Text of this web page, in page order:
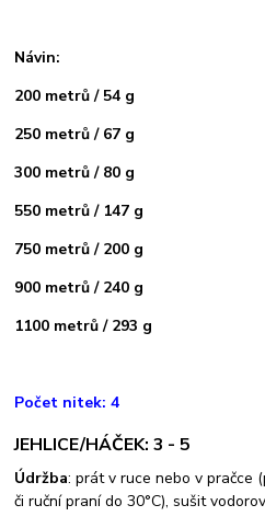
Návin:
200 metrů / 54 g
250 metrů / 67 g
300 metrů / 80 g
550 metrů / 147 g
750 metrů / 200 g
900 metrů / 240 g
1100 metrů / 293 g
Počet nitek: 4
JEHLICE/HÁČEK: 3 - 5
Údržba: prát v ruce nebo v pračce
či ruční praní do 30°C), sušit